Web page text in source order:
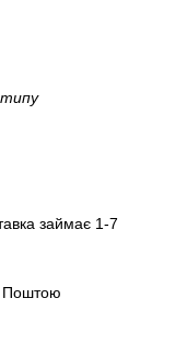
займає 1-7
Поштою